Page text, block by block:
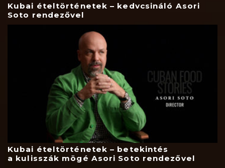
Kubai ételtörténetek – kedvcsináló Asori
Soto rendezővel
Kubai ételtörténetek – betekintés
a kulisszák mögé Asori Soto rendezővel